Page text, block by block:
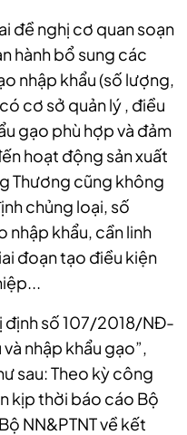
đề nghị cơ quan soạn
hành bổ sung các
nhập khẩu (số lượng,
cơ sở quản lý , điều
gạo phù hợp và đảm
hoạt động sản xuất
Thương cũng không
chủng loại, số
nhập khẩu, cần linh
đoạn tạo điều kiện
định số 107/2018/NĐ-
nhập khẩu gạo”,
sau:Theo kỳ công
kịp thời báo cáo Bộ
NN&PTNT về kết